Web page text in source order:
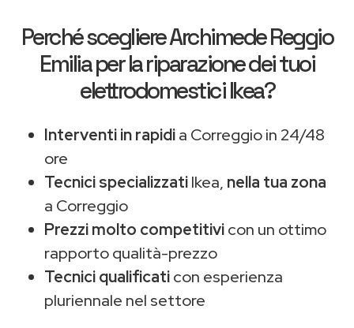
Perché scegliereArchimede Reggio
Emiliaper la riparazione dei tuoi
elettrodomestici Ikea?
Interventi in rapidia Correggio in 24/48
ore
Tecnici specializzatiIkea, nella tua zona
a Correggio
Prezzi molto competitivicon un ottimo
rapporto qualità-prezzo
Tecnici qualificaticon esperienza
pluriennale nel settore